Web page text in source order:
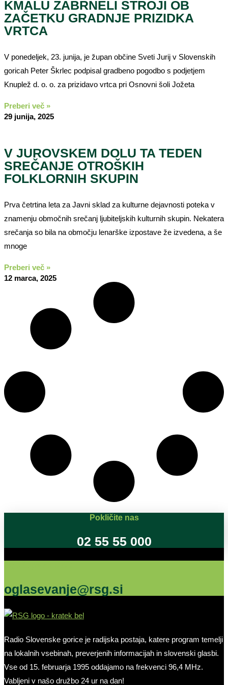
KMALU ZABRNELI STROJI OB
ZAČETKU GRADNJE PRIZIDKA
VRTCA
V ponedeljek, 23. junija, je župan občine Sveti Jurij v Slovenskih
goricah Peter Škrlec podpisal gradbeno pogodbo s podjetjem
Knuplež d. o. o. za prizidavo vrtca pri Osnovni šoli Jožeta
Preberi več »
29 junija, 2025
V JUROVSKEM DOLU TA TEDEN
SREČANJE OTROŠKIH
FOLKLORNIH SKUPIN
Prva četrtina leta za Javni sklad za kulturne dejavnosti poteka v
znamenju območnih srečanj ljubiteljskih kulturnih skupin. Nekatera
srečanja so bila na območju lenarške izpostave že izvedena, a še
mnoge
Preberi več »
12 marca, 2025
Pokličite nas
02 55 55 000
oglasevanje@rsg.si
Radio Slovenske gorice je radijska postaja, katere program temelji
na lokalnih vsebinah, preverjenih informacijah in slovenski glasbi.
Vse od 15. februarja 1995 oddajamo na frekvenci 96,4 MHz.
Vabljeni v našo družbo 24 ur na dan!